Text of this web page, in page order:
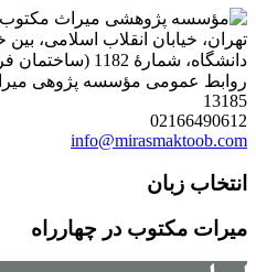
تهران، خیابان انقلاب اسلامی، بین
13185
02166490612
info@mirasmaktoob.com
انتخاب زبان
میرات مکتوب در چهارراه